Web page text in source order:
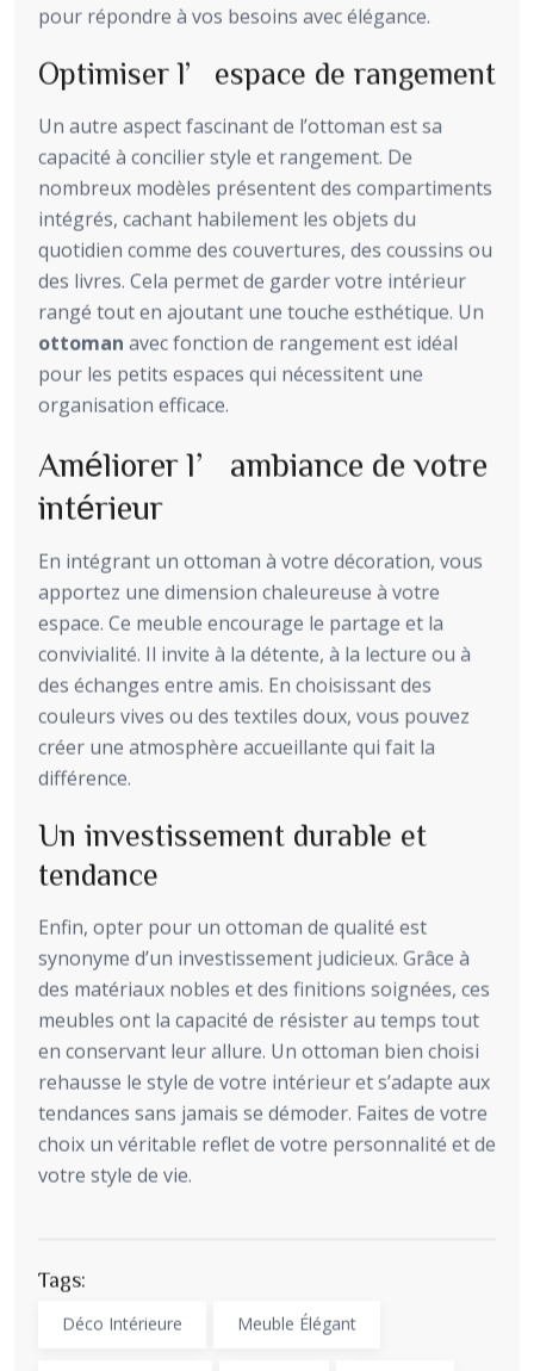
pour répondre à vos besoins avec élégance.
Optimiser l’espace de rangement
Un autre aspect fascinant de l’ottoman est sa
capacité à concilier style et rangement. De
nombreux modèles présentent des compartiments
intégrés, cachant habilement les objets du
quotidien comme des couvertures, des coussins ou
des livres. Cela permet de garder votre intérieur
rangé tout en ajoutant une touche esthétique. Un
ottoman avec fonction de rangement est idéal
pour les petits espaces qui nécessitent une
organisation efficace.
Améliorer l’ambiance de votre
intérieur
En intégrant un ottoman à votre décoration, vous
apportez une dimension chaleureuse à votre
espace. Ce meuble encourage le partage et la
convivialité. Il invite à la détente, à la lecture ou à
des échanges entre amis. En choisissant des
couleurs vives ou des textiles doux, vous pouvez
créer une atmosphère accueillante qui fait la
différence.
Un investissement durable et
tendance
Enfin, opter pour un ottoman de qualité est
synonyme d’un investissement judicieux. Grâce à
des matériaux nobles et des finitions soignées, ces
meubles ont la capacité de résister au temps tout
en conservant leur allure. Un ottoman bien choisi
rehausse le style de votre intérieur et s’adapte aux
tendances sans jamais se démoder. Faites de votre
choix un véritable reflet de votre personnalité et de
votre style de vie.
Tags:
Déco Intérieure Meuble Élégant